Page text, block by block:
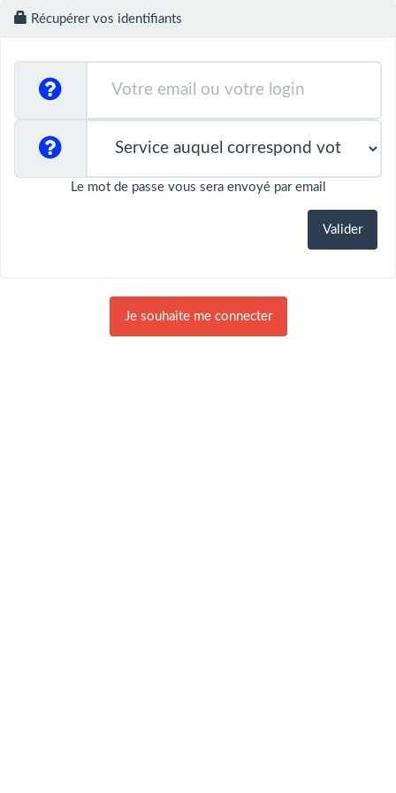
Récupérer vos identifiants
Le mot de passe vous sera envoyé par email
Je souhaite me connecter